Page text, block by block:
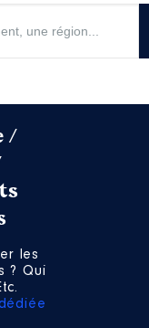
/
les
? Qui